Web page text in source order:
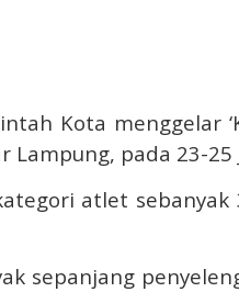
Kota menggelar
Lampung, pada 23-25
atlet
sepanjang